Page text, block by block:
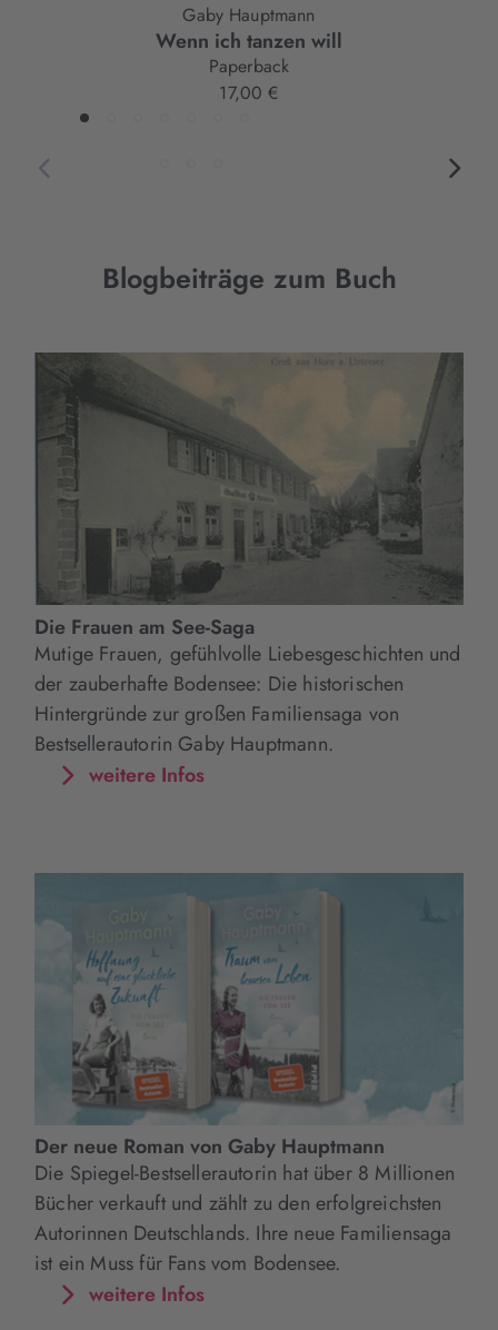
Gaby Hauptmann
Wenn ich tanzen will
Paperback
17,00 €
Blogbeiträge zum Buch
Die Frauen am See-Saga
Mutige Frauen, gefühlvolle Liebesgeschichten und
der zauberhafte Bodensee: Die historischen
Hintergründe zur großen Familiensaga von
Bestsellerautorin Gaby Hauptmann.
weitere Infos
Der neue Roman von Gaby Hauptmann
Die Spiegel-Bestsellerautorin hat über 8 Millionen
Bücher verkauft und zählt zu den erfolgreichsten
Autorinnen Deutschlands. Ihre neue Familiensaga
ist ein Muss für Fans vom Bodensee.
weitere Infos